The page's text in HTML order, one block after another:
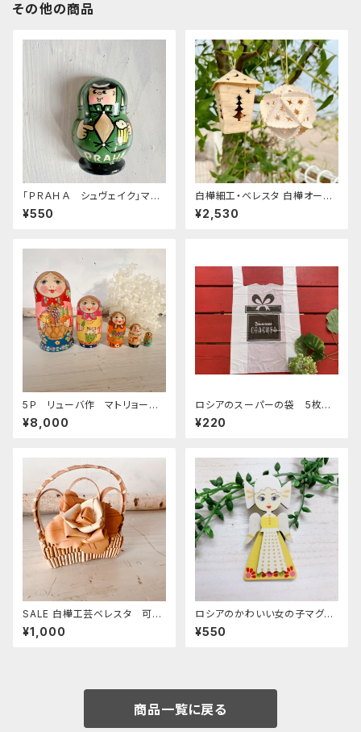
その他の商品
「ＰＲＡＨＡ シュヴェイク」マグ
ネット 7ｃｍ
¥550
白樺細工・ベレスタ 白樺オーナ
メント 「多面立体オーナメン
ト」 BE018
¥2,530
5Ｐ リューバ作 マトリョーシ
カ 「フルーツバスケット 赤」
¥8,000
ロシアのスーパーの袋 5枚セ
ット "thank you verymuch"
(大)
¥220
SALE 白樺工芸ベレスタ 可愛
いミニインテリア「小さなフラワ
ーアレンジ・べレスタのフラワー
¥1,000
ロシアのかわいい女の子マグネ
¥550
商品一覧に戻る